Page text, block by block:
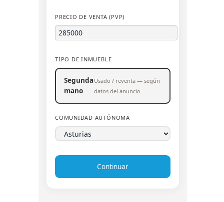
PRECIO DE VENTA (PVP)
TIPO DE INMUEBLE
Segunda
mano
Usado / reventa — según
datos del anuncio
COMUNIDAD AUTÓNOMA
Continuar